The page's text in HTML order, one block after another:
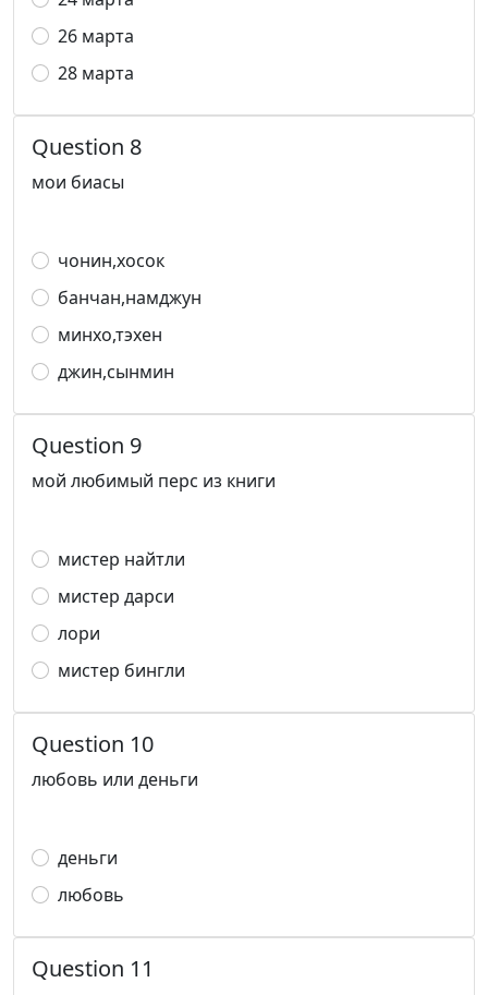
26 марта
28 марта
Question 8
мои биасы
чонин,хосок
банчан,намджун
минхо,тэхен
джин,сынмин
Question 9
мой любимый перс из книги
мистер найтли
мистер дарси
лори
мистер бингли
Question 10
любовь или деньги
деньги
любовь
Question 11